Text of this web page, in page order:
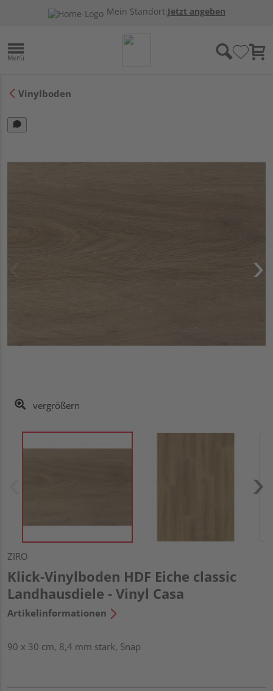
Mein Standort:Jetzt angeben
Vinylboden
vergrößern
ZIRO
Klick-Vinylboden HDF Eiche classic
Landhausdiele - Vinyl Casa
Artikelinformationen
90 x 30 cm, 8,4 mm stark, Snap